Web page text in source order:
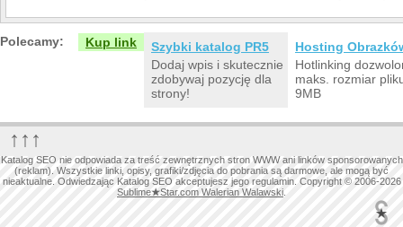
Polecamy: Kup link
Szybki katalog PR5
Dodaj wpis i skutecznie
zdobywaj pozycję dla
strony!
Hosting
Hotlinking
maks. rozmiar
9MB
↑↑↑
Katalog SEO nie odpowiada za treść zewnętrznych stron WWW ani linków sponsorowanych
(reklam). Wszystkie linki, opisy, grafiki/zdjęcia do pobrania są darmowe, ale mogą być
nieaktualne. Odwiedzając Katalog SEO akceptujesz jego regulamin. Copyright © 2006-2026
Sublime★Star.com Walerian Walawski